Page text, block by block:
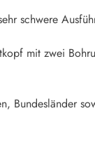
schwere
mit zwei
Bundesländer